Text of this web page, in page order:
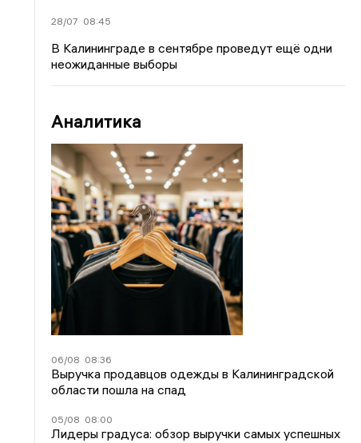
28/07 08:45
В Калининграде в сентябре проведут ещё одни
неожиданные выборы
Аналитика
06/08 08:36
Выручка продавцов одежды в Калининградской
области пошла на спад
05/08 08:00
Лидеры градуса: обзор выручки самых успешных